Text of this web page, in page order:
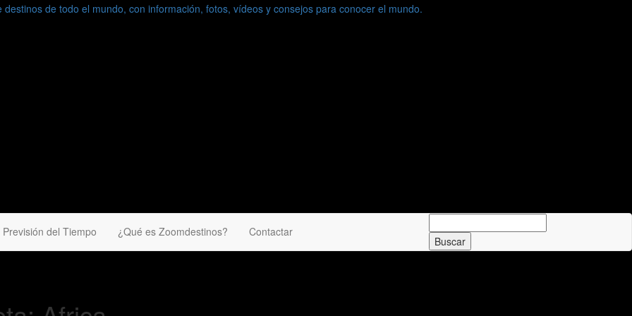
Previsión del Tiempo ¿Qué es Zoomdestinos? Contactar